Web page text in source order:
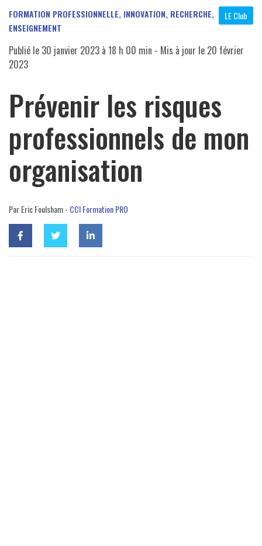
LE Club
FORMATION PROFESSIONNELLE, INNOVATION, RECHERCHE,
ENSEIGNEMENT
Publié le 30 janvier 2023 à 18 h 00 min - Mis à jour le 20 février
2023
Prévenir les risques
professionnels de mon
organisation
Par Eric Foulsham - CCI Formation PRO